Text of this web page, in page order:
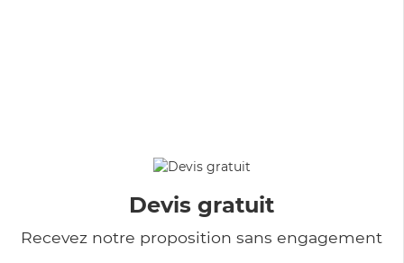
Devis gratuit
Recevez notre proposition sans engagement